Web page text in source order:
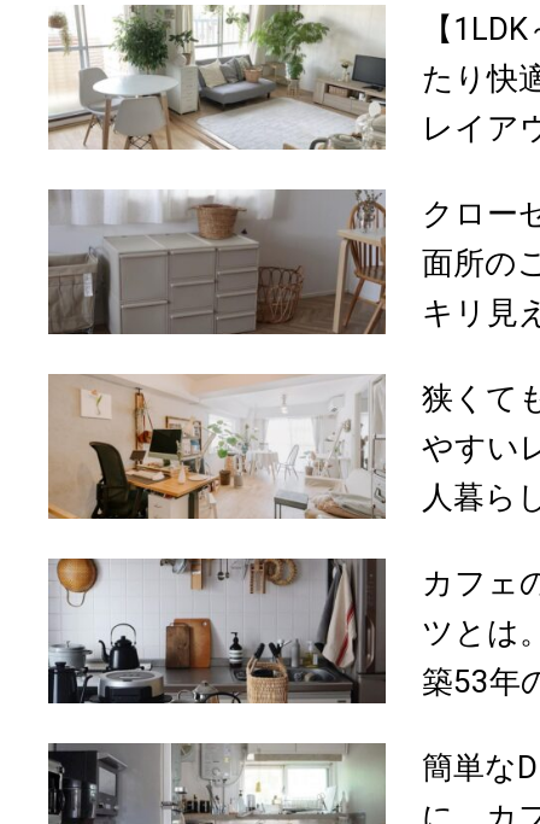
【
たり快
レイア
クロー
面所の
キリ見
狭くて
やすい
人暮ら
カフェ
ツとは
築53年
簡単な
に。カ